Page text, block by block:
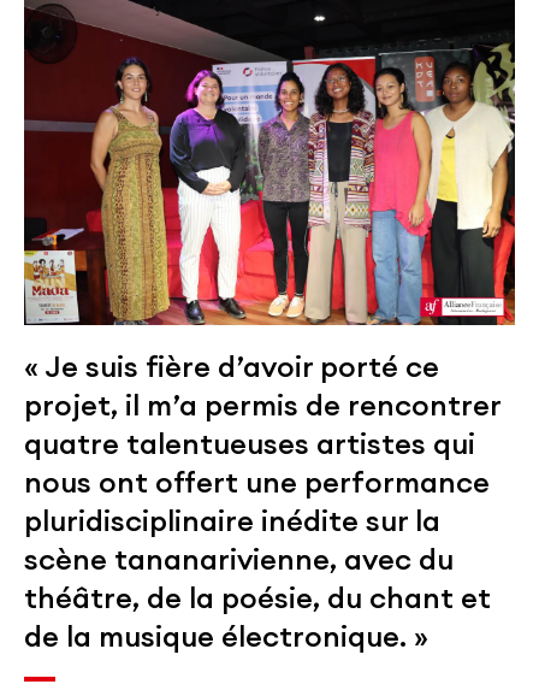
« Je suis fière d’avoir porté ce
projet, il m’a permis de rencontrer
quatre talentueuses artistes qui
nous ont offert une performance
pluridisciplinaire inédite sur la
scène tananarivienne, avec du
théâtre, de la poésie, du chant et
de la musique électronique. »